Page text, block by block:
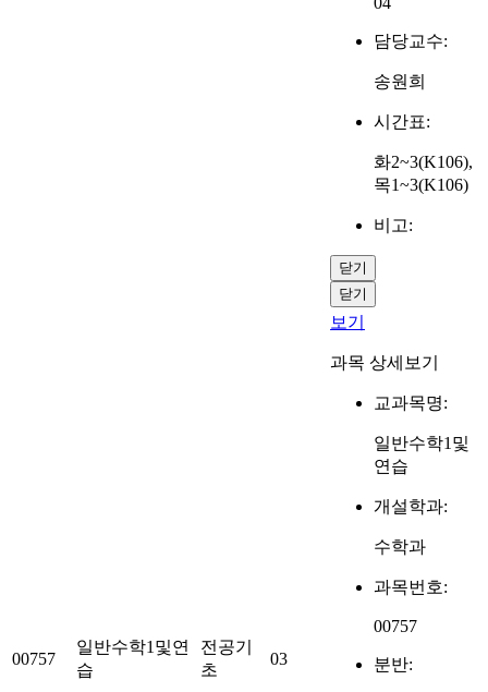
담당교수:
송원희
시간표:
화2~3(K106),
목1~3(K106)
비고:
닫기
닫기
00757
일반수학1및연
습
전공기
초
03
보기
과목 상세보기
교과목명:
일반수학1및
연습
개설학과:
수학과
과목번호:
00757
분반: